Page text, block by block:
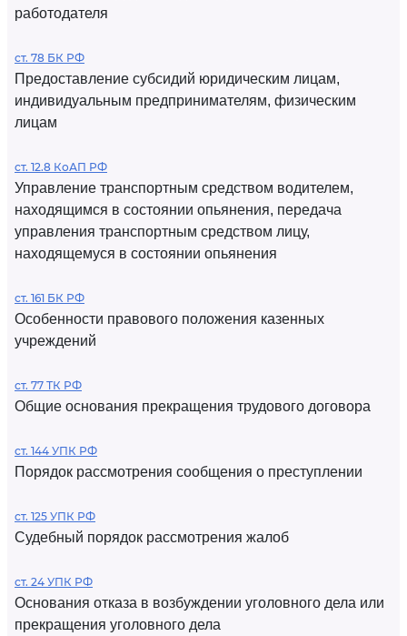
работодателя
ст. 78 БК РФ
Предоставление субсидий юридическим лицам,
индивидуальным предпринимателям, физическим
лицам
ст. 12.8 КоАП РФ
Управление транспортным средством водителем,
находящимся в состоянии опьянения, передача
управления транспортным средством лицу,
находящемуся в состоянии опьянения
ст. 161 БК РФ
Особенности правового положения казенных
учреждений
ст. 77 ТК РФ
Общие основания прекращения трудового договора
ст. 144 УПК РФ
Порядок рассмотрения сообщения о преступлении
ст. 125 УПК РФ
Судебный порядок рассмотрения жалоб
ст. 24 УПК РФ
Основания отказа в возбуждении уголовного дела или
прекращения уголовного дела